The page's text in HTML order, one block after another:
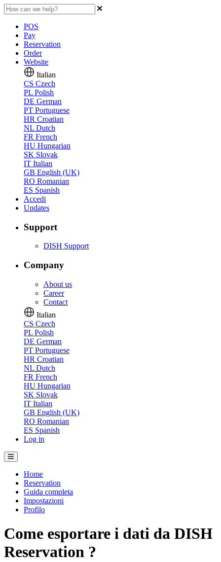
POS
Pay
Reservation
Order
Website
Italian
CS Czech
PL Polish
DE German
PT Portuguese
HR Croatian
NL Dutch
FR French
HU Hungarian
SK Slovak
IT Italian
GB English (UK)
RO Romanian
ES Spanish
Accedi
Updates
Support
DISH Support
Company
About us
Career
Contact
Italian
CS Czech
PL Polish
DE German
PT Portuguese
HR Croatian
NL Dutch
FR French
HU Hungarian
SK Slovak
IT Italian
GB English (UK)
RO Romanian
ES Spanish
Log in
Home
Reservation
Guida completa
Impostazioni
Profilo
Come esportare i dati da DISH
Reservation ?